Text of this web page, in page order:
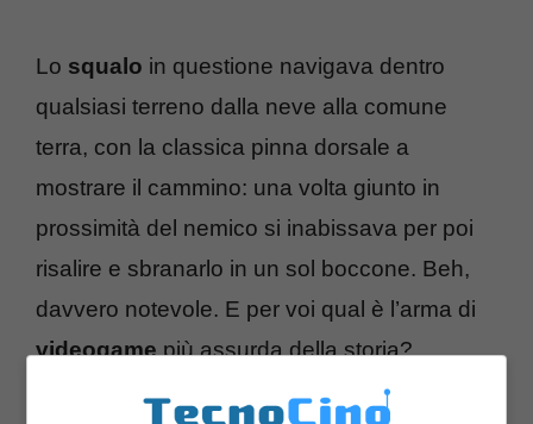
Lo squalo in questione navigava dentro
qualsiasi terreno dalla neve alla comune
terra, con la classica pinna dorsale a
mostrare il cammino: una volta giunto in
prossimità del nemico si inabissava per poi
risalire e sbranarlo in un sol boccone. Beh,
davvero notevole. E per voi qual è l’arma di
videogamepiù assurda della storia?